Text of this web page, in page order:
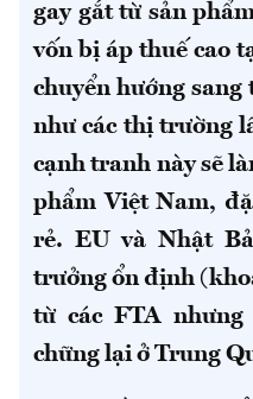
gay gắt từ sản
vốn bị áp thuế cao
chuyển hướng
như các thị trường
cạnh tranh này sẽ
phẩm Việt Nam,
rẻ. EU và Nhật
trưởng ổn định
từ các FTA
chững lại ở Trung